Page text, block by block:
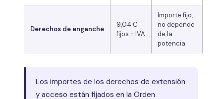
Derechos de enganche
9,04 €
fijos + IVA
Importe fijo,
no depende
de la
potencia
Los importes de los derechos de extensión
y acceso están fijados en la Orden